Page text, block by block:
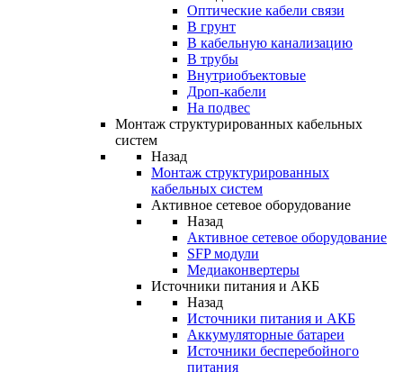
Оптические кабели связи
В грунт
В кабельную канализацию
В трубы
Внутриобъектовые
Дроп-кабели
На подвес
Монтаж структурированных кабельных
систем
Назад
Монтаж структурированных
кабельных систем
Активное сетевое оборудование
Назад
Активное сетевое оборудование
SFP модули
Медиаконвертеры
Источники питания и АКБ
Назад
Источники питания и АКБ
Аккумуляторные батареи
Источники бесперебойного
питания